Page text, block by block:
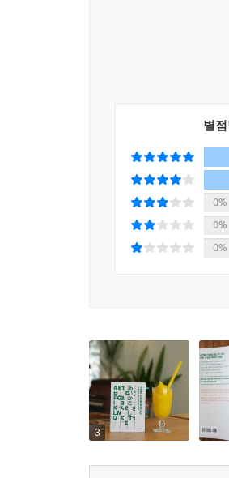
설명하는 사전 뜻풀이를
평생에 걸쳐 『산세이
"두 사람의 개성이 다릅
다. 역시 사전을 통제합
전 일을 받아들이는 바
가족도, 취미도 포기하
위대한 개인이다. 둘이
일 저 일을 옮겨갈 수밖
구하기 힘든 종이 사전에
일본 사전계의 양대 거
국어사전은 누적 합계
‘워드헌팅’ 50년. 말을
기준을 정하고, 그 시대
최대의 사전 편찬자’ 겐보
일본 사전계의 오랜 침
뿌리 뽑고자 했던 ‘사전
하는, 면면히 계승되면서
포착했다. 사전에 그들
사람은 ‘이율배반적인 ‘
이 책은 두 사람의 놀라
별
0%
0%
0%
3